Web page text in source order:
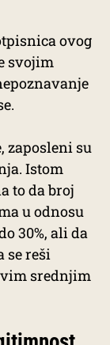
ovog
svojim
zaposleni su
Istom
to da broj
u odnosu
30%, ali da
se reši
srednjim